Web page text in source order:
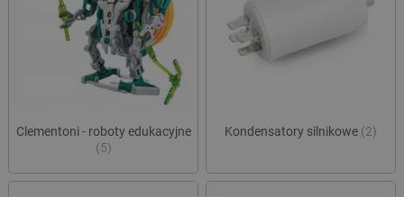
Clementoni - roboty edukacyjne
(5)
Kondensatory silnikowe (2)